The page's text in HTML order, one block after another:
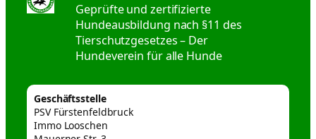
Geprüfte und zertifizierte
Hundeausbildung nach §11 des
Tierschutzgesetzes – Der
Hundeverein für alle Hunde
Geschäftsstelle
PSV Fürstenfeldbruck
Immo Looschen